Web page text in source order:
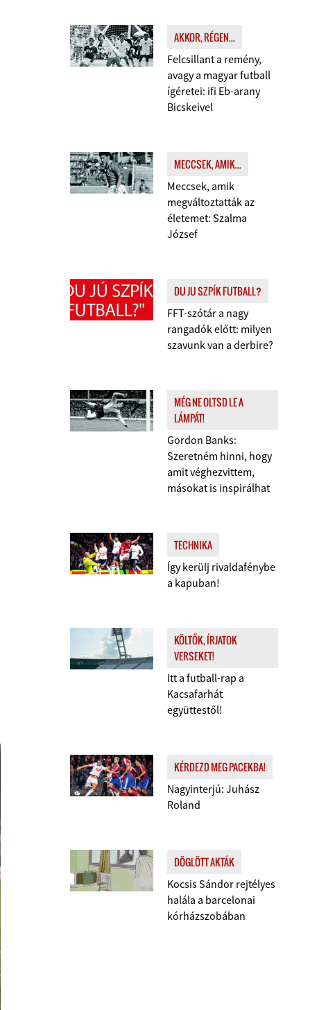
AKKOR, RÉGEN...
Felcsillant a remény,
avagy a magyar futball
ígéretei: ifi Eb-arany
Bicskeivel
MECCSEK, AMIK...
Meccsek, amik
megváltoztatták az
életemet: Szalma
József
DU JU SZPÍK FUTBALL?
FFT-szótár a nagy
rangadók előtt: milyen
szavunk van a derbire?
MÉG NE OLTSD LE A
LÁMPÁT!
Gordon Banks:
Szeretném hinni, hogy
amit véghezvittem,
másokat is inspirálhat
TECHNIKA
Így kerülj rivaldafénybe
a kapuban!
KÖLTŐK, ÍRJATOK
VERSEKET!
Itt a futball-rap a
Kacsafarhát
együttestől!
KÉRDEZD MEG PACEKBA!
Nagyinterjú: Juhász
Roland
DÖGLÖTT AKTÁK
Kocsis Sándor rejtélyes
halála a barcelonai
kórházszobában